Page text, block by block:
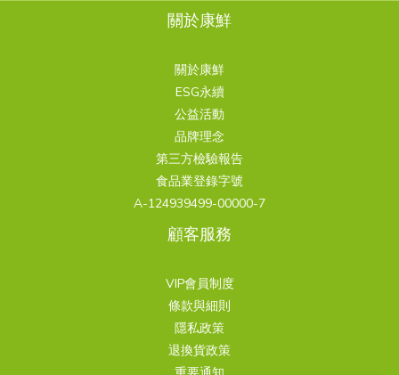
關於康鮮
關於康鮮
ESG永續
公益活動
品牌理念
第三方檢驗報告
食品業登錄字號
A-124939499-00000-7
顧客服務
VIP會員制度
條款與細則
隱私政策
退換貨政策